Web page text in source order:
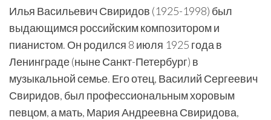
Илья Васильевич Свиридов (1925-1998) был
выдающимся российским композитором и
пианистом. Он родился 8 июля 1925 года в
Ленинграде (ныне Санкт-Петербург) в
музыкальной семье. Его отец, Василий Сергеевич
Свиридов, был профессиональным хоровым
певцом, а мать, Мария Андреевна Свиридова,